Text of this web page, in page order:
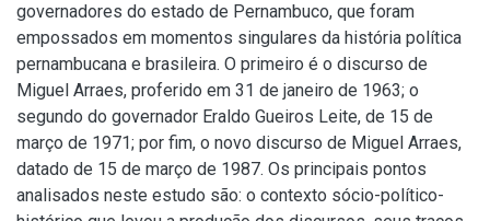
governadores do estado de Pernambuco, que foram
empossados em momentos singulares da história política
pernambucana e brasileira. O primeiro é o discurso de
Miguel Arraes, proferido em 31 de janeiro de 1963; o
segundo do governador Eraldo Gueiros Leite, de 15 de
março de 1971; por fim, o novo discurso de Miguel Arraes,
datado de 15 de março de 1987. Os principais pontos
analisados neste estudo são: o contexto sócio-político-